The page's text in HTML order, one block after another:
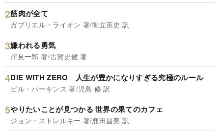
筋肉が全て
ガブリエル・ライオン 著/御立英史 訳
嫌われる勇気
岸見一郎 著/古賀史健 著
DIE WITH ZERO 人生が豊かになりすぎる究極のルール
ビル・パーキンス 著/児島 修 訳
やりたいことが見つかる 世界の果てのカフェ
ジョン・ストレルキー 著/鹿田昌美 訳